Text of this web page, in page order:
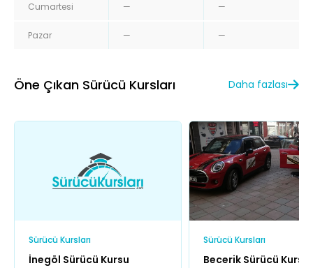
Cumartesi — —
Pazar — —
Öne Çıkan Sürücü Kursları Daha fazlası
Sürücü Kursları
İnegöl Sürücü Kursu
Sürücü Kursları
Becerik Sürücü Kursu